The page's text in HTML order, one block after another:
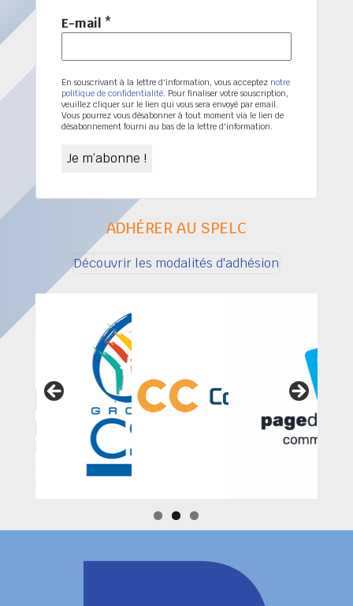
E-mail *
En souscrivant à la lettre d'information, vous acceptez notre
politique de confidentialité. Pour finaliser votre souscription,
veuillez cliquer sur le lien qui vous sera envoyé par email.
Vous pourrez vous désabonner à tout moment via le lien de
désabonnement fourni au bas de la lettre d'information.
ADHÉRER AU SPELC
Découvrir les modalités d'adhésion